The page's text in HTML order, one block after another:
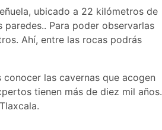
ubicado a 22 kilómetros de
Para poder observarlas
Ahí, entre las rocas podrás
las cavernas que acogen
tienen más de diez mil años.